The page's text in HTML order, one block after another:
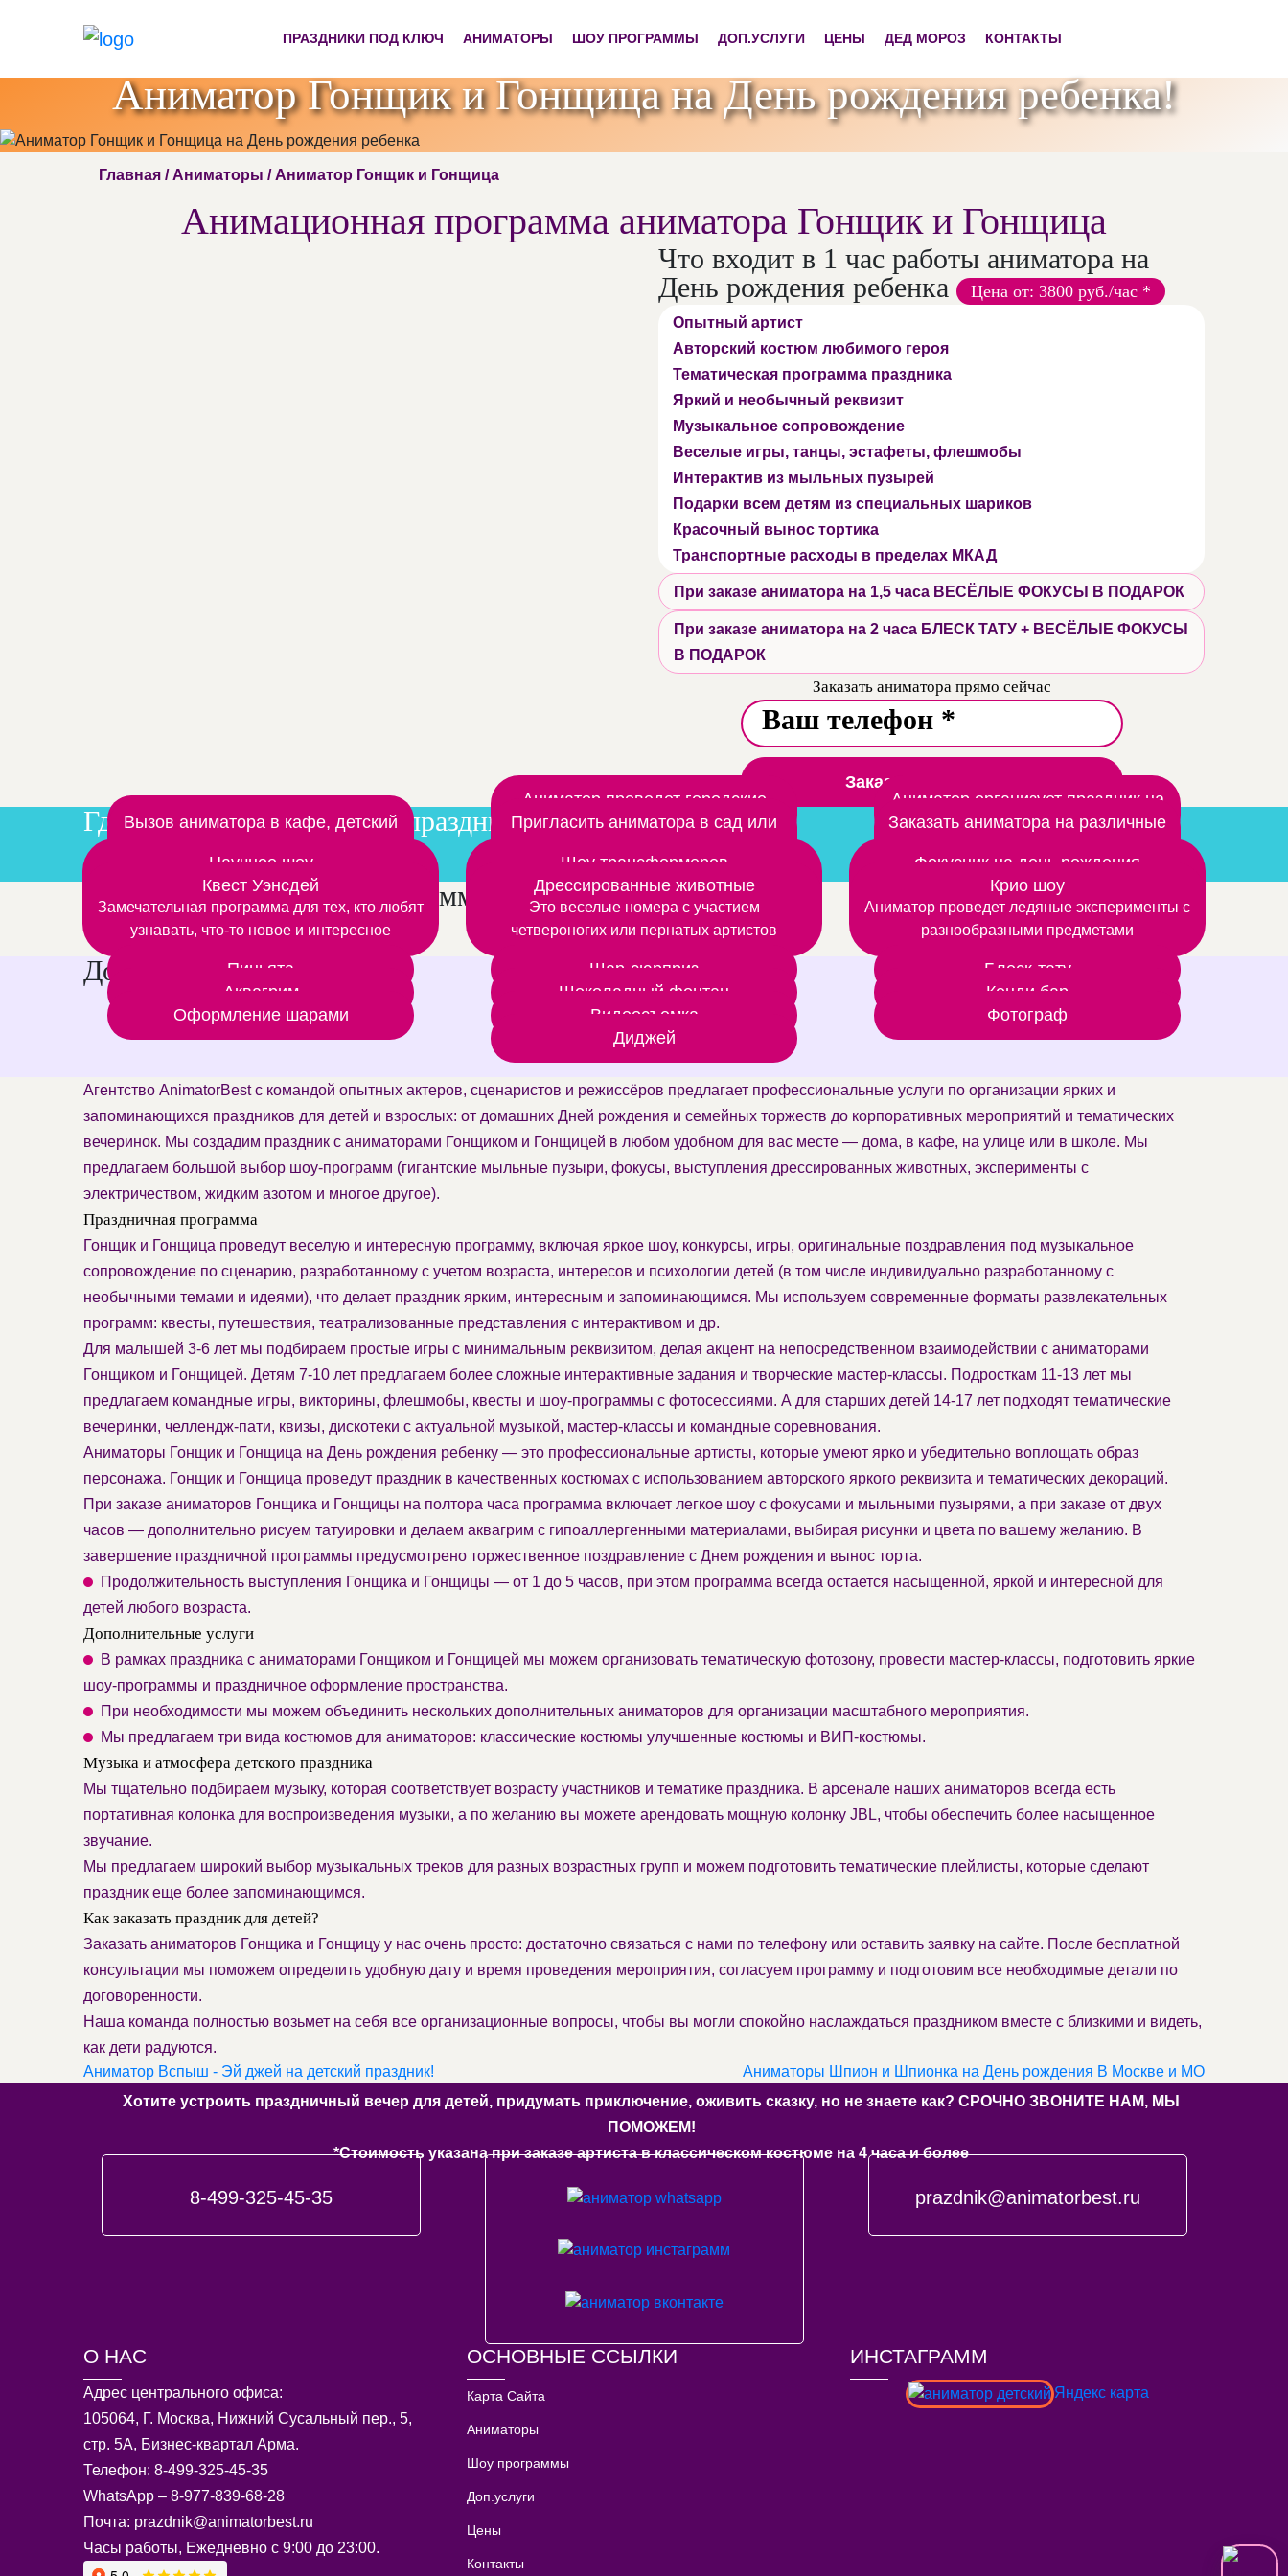
ПРАЗДНИКИ ПОД КЛЮЧ АНИМАТОРЫ ШОУ ПРОГРАММЫ ДОП.УСЛУГИ ЦЕНЫ ДЕД МОРОЗ КОНТАКТЫ
Аниматор Гонщик и Гонщица на День рождения ребенка!
Главная /Аниматоры / Аниматор Гонщик и Гонщица
Анимационная программа аниматора Гонщик и Гонщица
Что входит в 1 час работы аниматора на
День рождения ребенка
Цена от: 3800 руб./час *
Опытный артист
Авторский костюм любимого героя
Тематическая программа праздника
Яркий и необычный реквизит
Музыкальное сопровождение
Веселые игры, танцы, эстафеты, флешмобы
Интерактив из мыльных пузырей
Подарки всем детям из специальных шариков
Красочный вынос тортика
Транспортные расходы в пределах МКАД
При заказе аниматора на 1,5 часа ВЕСЁЛЫЕ ФОКУСЫ В ПОДАРОК
При заказе аниматора на 2 часа БЛЕСК ТАТУ + ВЕСЁЛЫЕ ФОКУСЫ
В ПОДАРОК
Заказать аниматора прямо сейчас
Заказать аниматора
Где мы проводим детские праздники
Заказать аниматора на дом
Аниматор проведет городские
мероприятия
Аниматор организует праздник на
природе
Вызов аниматора в кафе, детский
Пригласить аниматора в сад или
Заказать аниматора на различные
Дополнительные шоу программы на день рождения
Научное шоу
Вместе с аниматором открываем мир химии
и физики
Шоу трансформеров
Шоу роботов трансформеров постреляем из
дымовой светящейся пушки
Фокусник на день рождения
Шоу фокусов любят даже взрослые, а дети –
тем более
Квест Уэнсдей
Замечательная программа для тех, кто любят
узнавать, что-то новое и интересное
Дрессированные животные
Это веселые номера с участием
четвероногих или пернатых артистов
Крио шоу
Аниматор проведет ледяные эксперименты с
разнообразными предметами
Дополнительные услуги
Пиньята Шар-сюрприз
Блеск-тату
Аквагрим
Шоколадный фонтан
Кенди бар
Оформление шарами
Видеосъемка
Фотограф
Диджей
Агентство AnimatorBest с командой опытных актеров, сценаристов и режиссёров предлагает профессиональные услуги по организации ярких и
запоминающихся праздников для детей и взрослых: от домашних Дней рождения и семейных торжеств до корпоративных мероприятий и тематических
вечеринок. Мы создадим праздник с аниматорами Гонщиком и Гонщицей в любом удобном для вас месте — дома, в кафе, на улице или в школе. Мы
предлагаем большой выбор шоу-программ (гигантские мыльные пузыри, фокусы, выступления дрессированных животных, эксперименты с
электричеством, жидким азотом и многое другое).
Праздничная программа
Гонщик и Гонщица проведут веселую и интересную программу, включая яркое шоу, конкурсы, игры, оригинальные поздравления под музыкальное
сопровождение по сценарию, разработанному с учетом возраста, интересов и психологии детей (в том числе индивидуально разработанному с
необычными темами и идеями), что делает праздник ярким, интересным и запоминающимся. Мы используем современные форматы развлекательных
программ: квесты, путешествия, театрализованные представления с интерактивом и др.
Для малышей 3-6 лет мы подбираем простые игры с минимальным реквизитом, делая акцент на непосредственном взаимодействии с аниматорами
Гонщиком и Гонщицей. Детям 7-10 лет предлагаем более сложные интерактивные задания и творческие мастер-классы. Подросткам 11-13 лет мы
предлагаем командные игры, викторины, флешмобы, квесты и шоу-программы с фотосессиями. А для старших детей 14-17 лет подходят тематические
вечеринки, челлендж-пати, квизы, дискотеки с актуальной музыкой, мастер-классы и командные соревнования.
Аниматоры Гонщик и Гонщица на День рождения ребенку — это профессиональные артисты, которые умеют ярко и убедительно воплощать образ
персонажа. Гонщик и Гонщица проведут праздник в качественных костюмах с использованием авторского яркого реквизита и тематических декораций.
При заказе аниматоров Гонщика и Гонщицы на полтора часа программа включает легкое шоу с фокусами и мыльными пузырями, а при заказе от двух
часов — дополнительно рисуем татуировки и делаем аквагрим с гипоаллергенными материалами, выбирая рисунки и цвета по вашему желанию. В
завершение праздничной программы предусмотрено торжественное поздравление с Днем рождения и вынос торта.
Продолжительность выступления Гонщика и Гонщицы — от 1 до 5 часов, при этом программа всегда остается насыщенной, яркой и интересной для
детей любого возраста.
Дополнительные услуги
В рамках праздника с аниматорами Гонщиком и Гонщицей мы можем организовать тематическую фотозону, провести мастер-классы, подготовить яркие
шоу-программы и праздничное оформление пространства.
При необходимости мы можем объединить нескольких дополнительных аниматоров для организации масштабного мероприятия.
Мы предлагаем три вида костюмов для аниматоров: классические костюмы улучшенные костюмы и ВИП-костюмы.
Музыка и атмосфера детского праздника
Мы тщательно подбираем музыку, которая соответствует возрасту участников и тематике праздника. В арсенале наших аниматоров всегда есть
портативная колонка для воспроизведения музыки, а по желанию вы можете арендовать мощную колонку JBL, чтобы обеспечить более насыщенное
звучание.
Мы предлагаем широкий выбор музыкальных треков для разных возрастных групп и можем подготовить тематические плейлисты, которые сделают
праздник еще более запоминающимся.
Как заказать праздник для детей?
Заказать аниматоров Гонщика и Гонщицу у нас очень просто: достаточно связаться с нами по телефону или оставить заявку на сайте. После бесплатной
консультации мы поможем определить удобную дату и время проведения мероприятия, согласуем программу и подготовим все необходимые детали по
договоренности.
Наша команда полностью возьмет на себя все организационные вопросы, чтобы вы могли спокойно наслаждаться праздником вместе с близкими и видеть,
как дети радуются.
Аниматор Вспыш - Эй джей на детский праздник!
Аниматоры Шпион и Шпионка на День рождения В Москве и МО
Хотите устроить праздничный вечер для детей, придумать приключение, оживить сказку, но не знаете как? СРОЧНО ЗВОНИТЕ НАМ, МЫ
ПОМОЖЕМ!
*Стоимость указана при заказе артиста в классическом костюме на 4 часа и более
8-499-325-45-35 prazdnik@animatorbest.ru
О НАС
Адрес центрального офиса:
105064, Г. Москва, Нижний Сусальный пер., 5,
стр. 5А, Бизнес-квартал Арма.
Телефон: 8-499-325-45-35
WhatsApp – 8-977-839-68-28
Почта: prazdnik@animatorbest.ru
Часы работы, Ежедневно с 9:00 до 23:00.
ОСНОВНЫЕ ССЫЛКИ
Карта Сайта
Аниматоры
Шоу программы
Доп.услуги
Цены
Контакты
ИНСТАГРАММ
Яндекс карта